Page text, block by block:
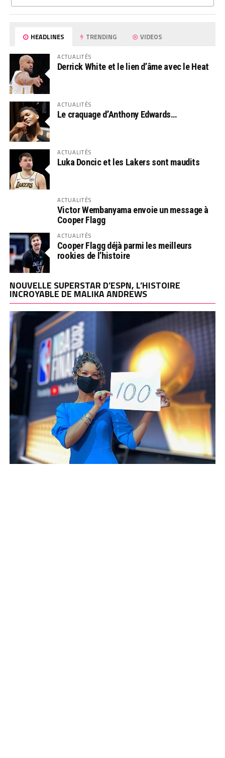
HEADLINES TRENDING VIDEOS
ACTUALITÉS
Derrick White et le lien d’âme avec le Heat
ACTUALITÉS
Le craquage d’Anthony Edwards…
ACTUALITÉS
Luka Doncic et les Lakers sont maudits
ACTUALITÉS
Victor Wembanyama envoie un message à
Cooper Flagg
ACTUALITÉS
Cooper Flagg déjà parmi les meilleurs
rookies de l’histoire
NOUVELLE SUPERSTAR D’ESPN, L’HISTOIRE
INCROYABLE DE MALIKA ANDREWS